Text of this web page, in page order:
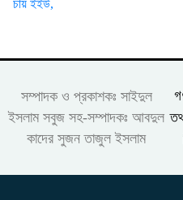
সম্পাদক ও প্রকাশকঃ সাইদুল
ইসলাম সবুজ সহ-সম্পাদকঃ আবদুল
কাদের সুজন তাজুল ইসলাম